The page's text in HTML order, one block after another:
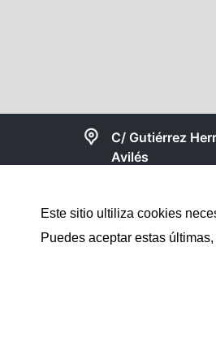
Este sitio ultiliza cookies
Puedes aceptar estas
C/ Gutiérrez
Avilés